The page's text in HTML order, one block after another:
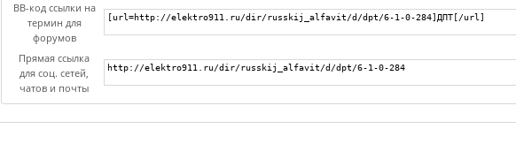
BB-код ссылки на
термин для
форумов
Прямая ссылка
для соц. сетей,
чатов и почты